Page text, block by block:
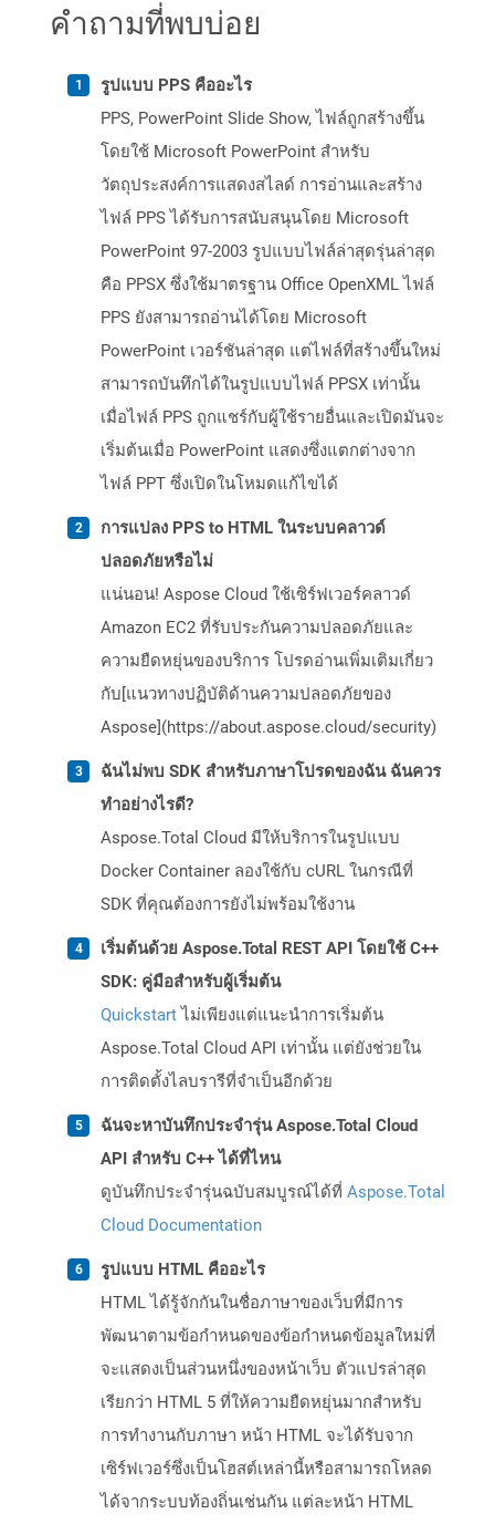
คำถามที่พบบ่อย
รูปแบบ PPS คืออะไร
PPS, PowerPoint Slide Show, ไฟล์ถูกสร้างขึ้น
โดยใช้ Microsoft PowerPoint สำหรับ
วัตถุประสงค์การแสดงสไลด์ การอ่านและสร้าง
ไฟล์ PPS ได้รับการสนับสนุนโดย Microsoft
PowerPoint 97-2003 รูปแบบไฟล์ล่าสุดรุ่นล่าสุด
คือ PPSX ซึ่งใช้มาตรฐาน Office OpenXML ไฟล์
PPS ยังสามารถอ่านได้โดย Microsoft
PowerPoint เวอร์ชันล่าสุด แต่ไฟล์ที่สร้างขึ้นใหม่
สามารถบันทึกได้ในรูปแบบไฟล์ PPSX เท่านั้น
เมื่อไฟล์ PPS ถูกแชร์กับผู้ใช้รายอื่นและเปิดมันจะ
เริ่มต้นเมื่อ PowerPoint แสดงซึ่งแตกต่างจาก
ไฟล์ PPT ซึ่งเปิดในโหมดแก้ไขได้
การแปลง PPS to HTML ในระบบคลาวด์
ปลอดภัยหรือไม่
แน่นอน! Aspose Cloud ใช้เซิร์ฟเวอร์คลาวด์
Amazon EC2 ที่รับประกันความปลอดภัยและ
ความยืดหยุ่นของบริการ โปรดอ่านเพิ่มเติมเกี่ยว
กับ[แนวทางปฏิบัติด้านความปลอดภัยของ
Aspose](https://about.aspose.cloud/security)
ฉันไม่พบ SDK สำหรับภาษาโปรดของฉัน ฉันควร
ทำอย่างไรดี?
Aspose.Total Cloud มีให้บริการในรูปแบบ
Docker Container ลองใช้กับ cURL ในกรณีที่
SDK ที่คุณต้องการยังไม่พร้อมใช้งาน
เริ่มต้นด้วย Aspose.Total REST API โดยใช้ C++
SDK: คู่มือสำหรับผู้เริ่มต้น
Quickstartไม่เพียงแต่แนะนำการเริ่มต้น
Aspose.Total Cloud API เท่านั้น แต่ยังช่วยใน
การติดตั้งไลบรารีที่จำเป็นอีกด้วย
ฉันจะหาบันทึกประจำรุ่น Aspose.Total Cloud
API สำหรับ C++ ได้ที่ไหน
ดูบันทึกประจำรุ่นฉบับสมบูรณ์ได้ที่ Aspose.Total
Cloud Documentation
รูปแบบ HTML คืออะไร
HTML ได้รู้จักกันในชื่อภาษาของเว็บที่มีการ
พัฒนาตามข้อกำหนดของข้อกำหนดข้อมูลใหม่ที่
จะแสดงเป็นส่วนหนึ่งของหน้าเว็บ ตัวแปรล่าสุด
เรียกว่า HTML 5 ที่ให้ความยืดหยุ่นมากสำหรับ
การทำงานกับภาษา หน้า HTML จะได้รับจาก
เซิร์ฟเวอร์ซึ่งเป็นโฮสต์เหล่านี้หรือสามารถโหลด
ได้จากระบบท้องถิ่นเช่นกัน แต่ละหน้า HTML